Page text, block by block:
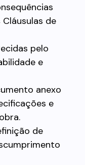
de
pelo
e
anexo
e
de